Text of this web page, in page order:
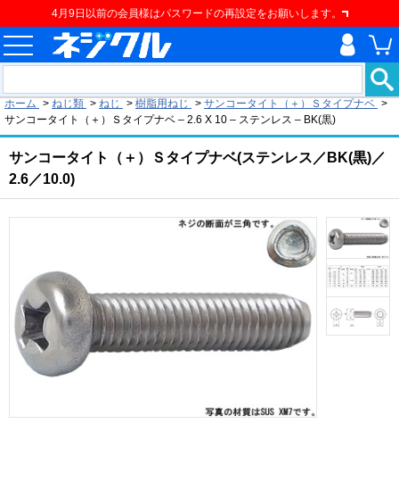
4月9日以前の会員様はパスワードの再設定をお願いします。
ホーム > ねじ類 > ねじ > 樹脂用ねじ > サンコータイト（＋）Ｓタイプナベ >
サンコータイト（＋）Ｓタイプナベ – 2.6 X 10 – ステンレス – BK(黒)
サンコータイト（＋）Ｓタイプナベ(ステンレス／BK(黒)／
2.6／10.0)